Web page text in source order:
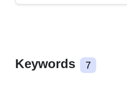
Keywords 7